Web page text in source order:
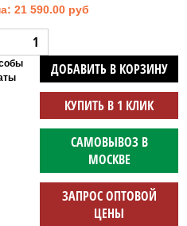
21 590.00 руб
ДОБАВИТЬ В КОРЗИНУ
КУПИТЬ В 1 КЛИК
САМОВЫВОЗ В
МОСКВЕ
ЗАПРОС ОПТОВОЙ
ЦЕНЫ